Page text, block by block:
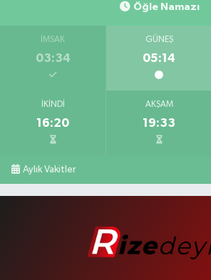
Öğle Namazı
İMSAK
03:34
GÜNEŞ
05:14
İKINDI
16:20
AKŞAM
19:33
Aylık Vakitler